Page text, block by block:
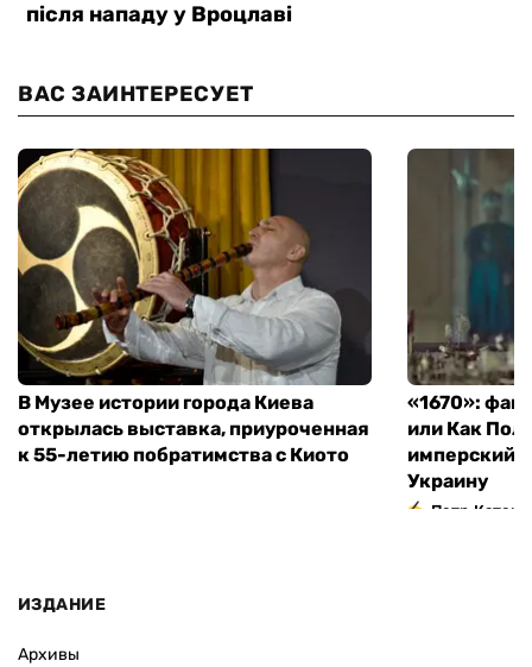
ВАС ЗАИНТЕРЕСУЕТ
В Музее истории города Киева
открылась выставка, приуроченная
к 55-летию побратимства с Киото
«1670»:
или Как
имперский
Украину
Петр
ИЗДАНИЕ
Архивы